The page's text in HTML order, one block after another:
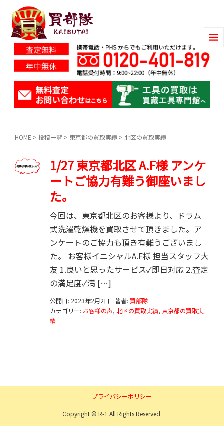
HOME > 投稿一覧 > 東京都の買取実績 > 北区の買取実績
1/27 東京都北区 A.F様 アンケ
ートご協力有難う御座いまし
た。
今回は、東京都北区のお客様より、ドラム
式洗濯乾燥機を買取させて頂きました。ア
ンケートのご協力も頂き有難うございまし
た。 お客様イニシャルA.F様 担当スタッフ大
友 1.良いと思ったサービス✓即日対応 2.査定
の満足度✓満 […]
公開日: 2023年2月2日 著者: 買部隊
カテゴリー: お客様の声, 北区の買取実績, 東京都の買取実
績
プライバシーポリシー
Copyright © R-1 All Rights Reserved.